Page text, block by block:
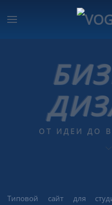
ОТ ИДЕИ ДО
Типовой сайт для